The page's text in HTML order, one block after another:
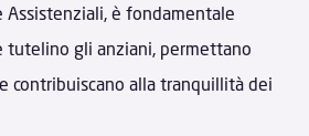
Assistenziali, è fondamentale
tutelino gli anziani, permettano
contribuiscano alla tranquillità dei